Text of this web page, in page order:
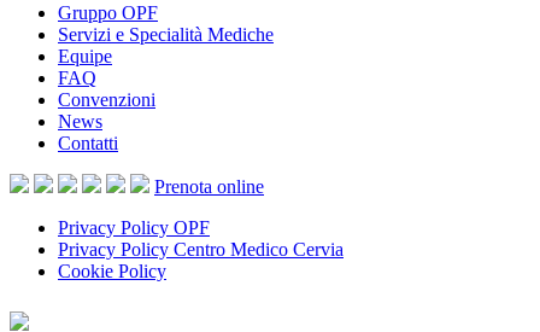
Gruppo OPF
Servizi e Specialità Mediche
Equipe
FAQ
Convenzioni
News
Contatti
Prenota online
Privacy Policy OPF
Privacy Policy Centro Medico Cervia
Cookie Policy